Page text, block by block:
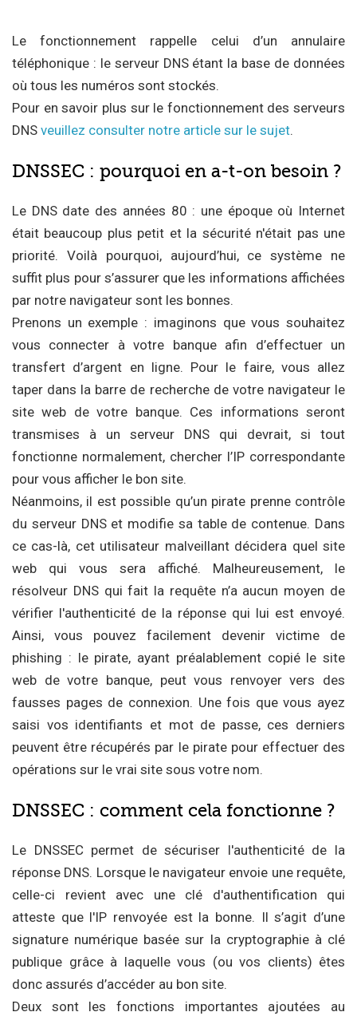
Le fonctionnement rappelle celui d’un annulaire
téléphonique : le serveur DNS étant la base de données
où tous les numéros sont stockés.
Pour en savoir plus sur le fonctionnement des serveurs
DNS veuillez consulter notre article sur le sujet.
DNSSEC : pourquoi en a-t-on besoin ?
Le DNS date des années 80 : une époque où Internet
était beaucoup plus petit et la sécurité n'était pas une
priorité. Voilà pourquoi, aujourd’hui, ce système ne
suffit plus pour s’assurer que les informations affichées
par notre navigateur sont les bonnes.
Prenons un exemple : imaginons que vous souhaitez
vous connecter à votre banque afin d’effectuer un
transfert d’argent en ligne. Pour le faire, vous allez
taper dans la barre de recherche de votre navigateur le
site web de votre banque. Ces informations seront
transmises à un serveur DNS qui devrait, si tout
fonctionne normalement, chercher l’IP correspondante
pour vous afficher le bon site.
Néanmoins, il est possible qu’un pirate prenne contrôle
du serveur DNS et modifie sa table de contenue. Dans
ce cas-là, cet utilisateur malveillant décidera quel site
web qui vous sera affiché. Malheureusement, le
résolveur DNS qui fait la requête n’a aucun moyen de
vérifier l'authenticité de la réponse qui lui est envoyé.
Ainsi, vous pouvez facilement devenir victime de
phishing : le pirate, ayant préalablement copié le site
web de votre banque, peut vous renvoyer vers des
fausses pages de connexion. Une fois que vous ayez
saisi vos identifiants et mot de passe, ces derniers
peuvent être récupérés par le pirate pour effectuer des
opérations sur le vrai site sous votre nom.
DNSSEC : comment cela fonctionne ?
Le DNSSEC permet de sécuriser l'authenticité de la
réponse DNS. Lorsque le navigateur envoie une requête,
celle-ci revient avec une clé d'authentification qui
atteste que l'IP renvoyée est la bonne. Il s’agit d’une
signature numérique basée sur la cryptographie à clé
publique grâce à laquelle vous (ou vos clients) êtes
donc assurés d’accéder au bon site.
Deux sont les fonctions importantes ajoutées au